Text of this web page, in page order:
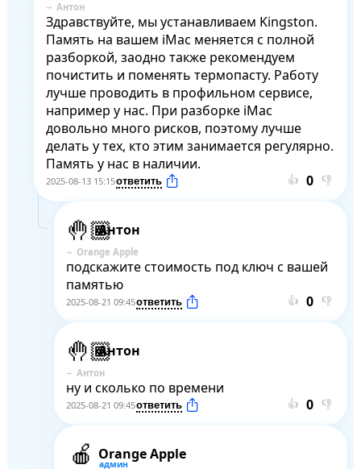
Антон
Здравствуйте, мы устанавливаем Kingston.
Память на вашем iMac меняется с полной
разборкой, заодно также рекомендуем
почистить и поменять термопасту. Работу
лучше проводить в профильном сервисе,
например у нас. При разборке iMac
довольно много рисков, поэтому лучше
делать у тех, кто этим занимается регулярно.
Память у нас в наличии.
2025-08-13 15:15 👍 👎
Антон
Orange Apple
подскажите стоимость под ключ с вашей
памятью
2025-08-21 09:45 👍 👎
Антон
Антон
ну и сколько по времени
2025-08-21 09:45 👍 👎
Orange Apple